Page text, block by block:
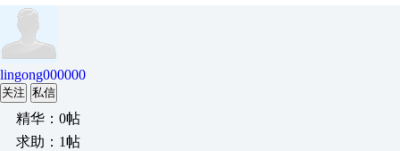
lingong000000
关注 私信
精华：0帖
求助：1帖